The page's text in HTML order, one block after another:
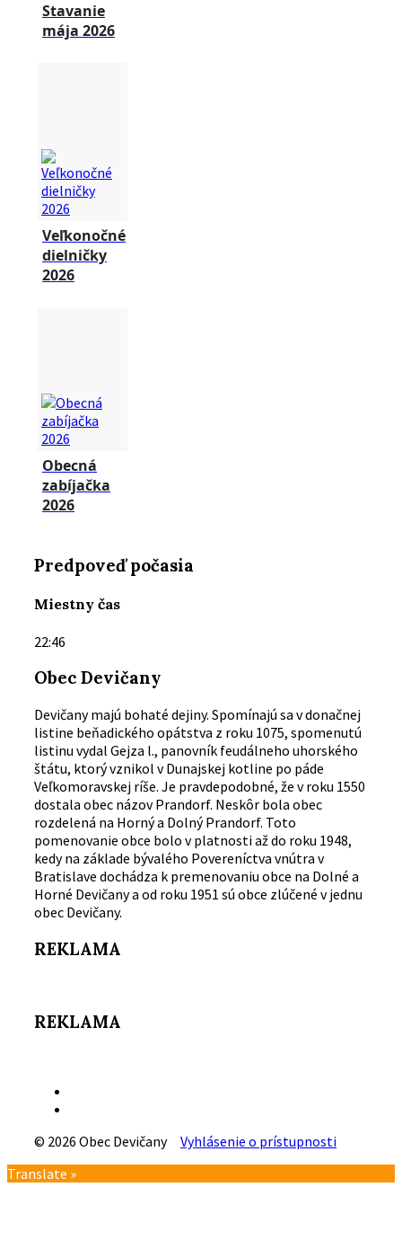
Stavanie
mája 2026
Veľkonočné
dielničky
2026
Obecná
zabíjačka
2026
Predpoveď počasia
Miestny čas
22:46
Obec Devičany
Devičany majú bohaté dejiny. Spomínajú sa v donačnej
listine beňadického opátstva z roku 1075, spomenutú
listinu vydal Gejza l., panovník feudálneho uhorského
štátu, ktorý vznikol v Dunajskej kotline po páde
Veľkomoravskej ríše. Je pravdepodobné, že v roku 1550
dostala obec názov Prandorf. Neskôr bola obec
rozdelená na Horný a Dolný Prandorf. Toto
pomenovanie obce bolo v platnosti až do roku 1948,
kedy na základe bývalého Povereníctva vnútra v
Bratislave dochádza k premenovaniu obce na Dolné a
Horné Devičany a od roku 1951 sú obce zlúčené v jednu
obec Devičany.
REKLAMA
REKLAMA
© 2026 Obec Devičany Vyhlásenie o prístupnosti
Návrat
Translate »